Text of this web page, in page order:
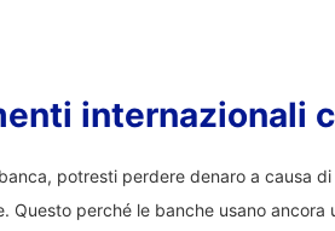
internazionali
potresti perdere denaro a causa
Questo perché le banche usano ancora